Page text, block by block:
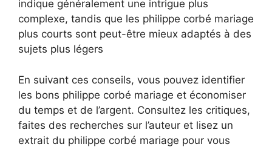
indique généralement une intrigue plus
complexe, tandis que les philippe corbé mariage
plus courts sont peut-être mieux adaptés à des
sujets plus légers
En suivant ces conseils, vous pouvez identifier
les bons philippe corbé mariage et économiser
du temps et de l’argent. Consultez les critiques,
faites des recherches sur l’auteur et lisez un
extrait du philippe corbé mariage pour vous